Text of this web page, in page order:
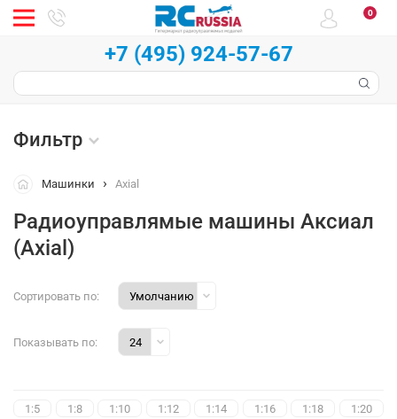
0
+7 (495) 924-57-67
Фильтр
Машинки Axial
Радиоуправлямые машины Аксиал
(Axial)
Сортировать по:
Показывать по:
1:5 1:8 1:10 1:12 1:14 1:16 1:18
1:20